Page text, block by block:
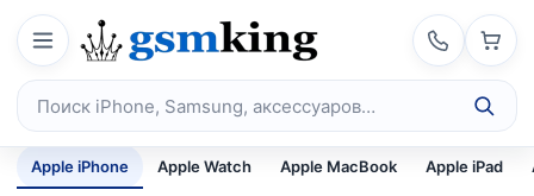
Перейти к содержимому
Поиск по каталогу
Apple iPhone Apple Watch Apple MacBook Apple iPad